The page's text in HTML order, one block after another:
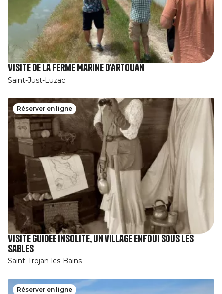
Visite de la Ferme Marine d'Artouan
Saint-Just-Luzac
Réserver en ligne
Visite guidée insolite, un village enfoui sous les
sables
Saint-Trojan-les-Bains
Réserver en ligne